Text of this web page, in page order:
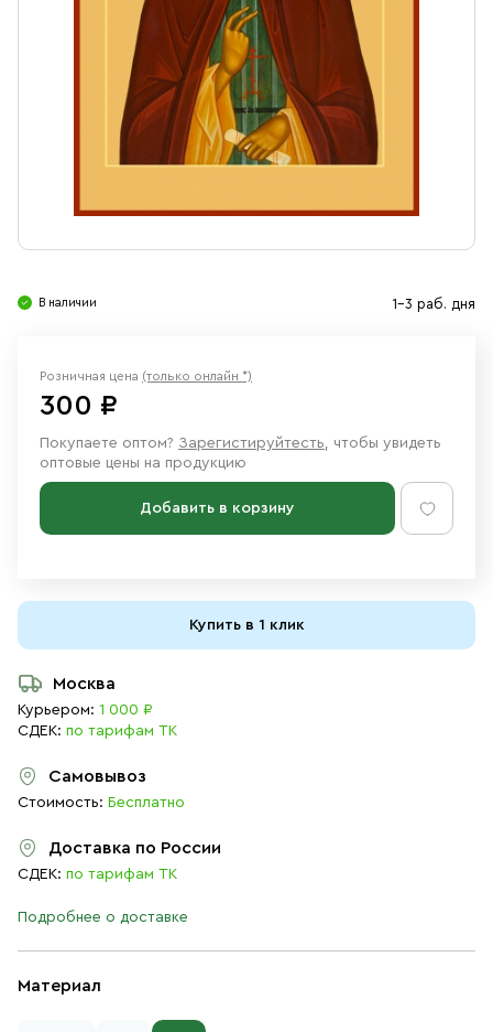
Ювелирные изделия
В наличии 1-3 раб. дня
Материал
Розничная цена (только онлайн *)
300 ₽
Покупаете оптом? Зарегистируйтесть, чтобы увидеть
оптовые цены на продукцию
Добавить в корзину
Купить в 1 клик
Москва
Курьером: 1 000 ₽
СДЕК: по тарифам ТК
Самовывоз
Стоимость: Бесплатно
Доставка по России
СДЕК: по тарифам ТК
Подробнее о доставке